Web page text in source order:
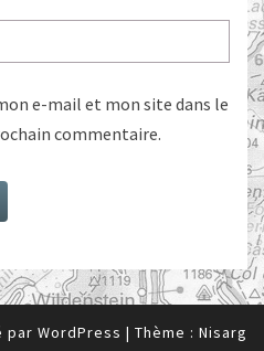
e-mail et mon site dans le
commentaire.
par WordPress | Thème : Nisarg